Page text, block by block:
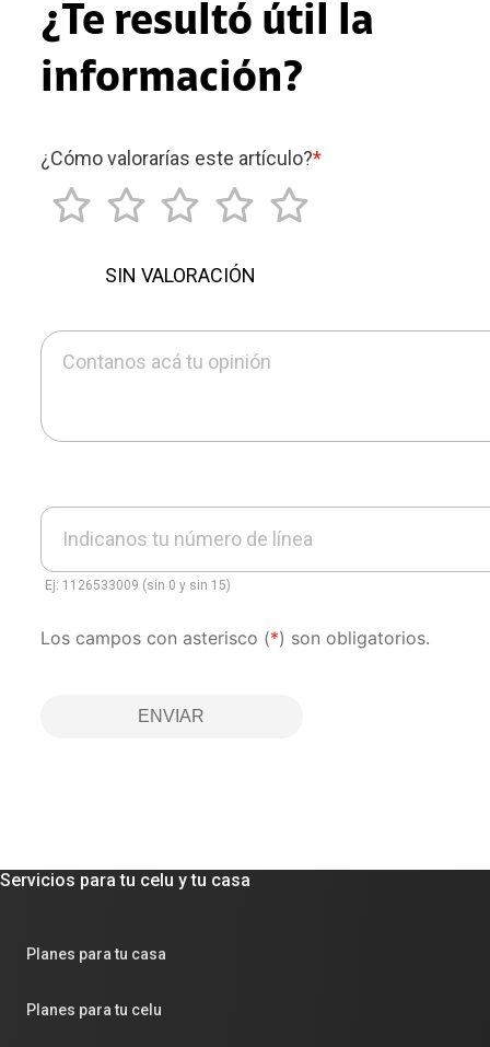
¿Te resultó útil la
información?
¿Cómo valorarías este artículo?*
SIN VALORACIÓN
Contanos acá tu opinión
Indicanos tu número de línea
Ej: 1126533009 (sin 0 y sin 15)
Los campos con asterisco (*) son obligatorios.
ENVIAR
Servicios para tu celu y tu casa
Planes para tu casa
Planes para tu celu